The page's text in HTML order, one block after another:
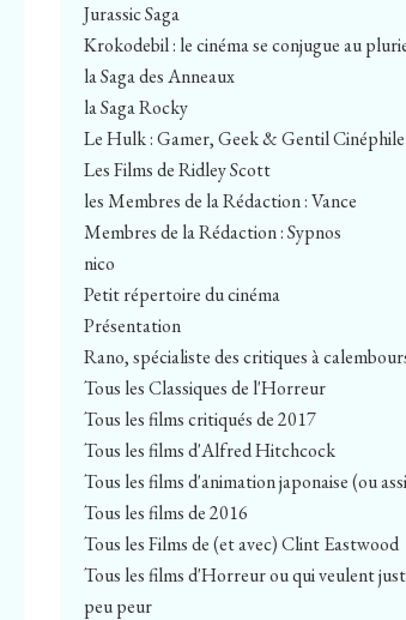
Jurassic Saga
Krokodebil : le cinéma se conjugue au
la Saga des Anneaux
la Saga Rocky
Le Hulk : Gamer, Geek & Gentil Cinéphile
Les Films de Ridley Scott
les Membres de la Rédaction : Vance
Membres de la Rédaction : Sypnos
nico
Petit répertoire du cinéma
Présentation
Rano, spécialiste des critiques à
Tous les Classiques de l'Horreur
Tous les films critiqués de 2017
Tous les films d'Alfred Hitchcock
Tous les films d'animation japonaise (ou
Tous les films de 2016
Tous les Films de (et avec) Clint Eastwood
Tous les films d'Horreur ou qui veulent
peu peur